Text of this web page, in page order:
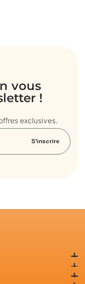
vous
!
exclusives.
S'inscrire